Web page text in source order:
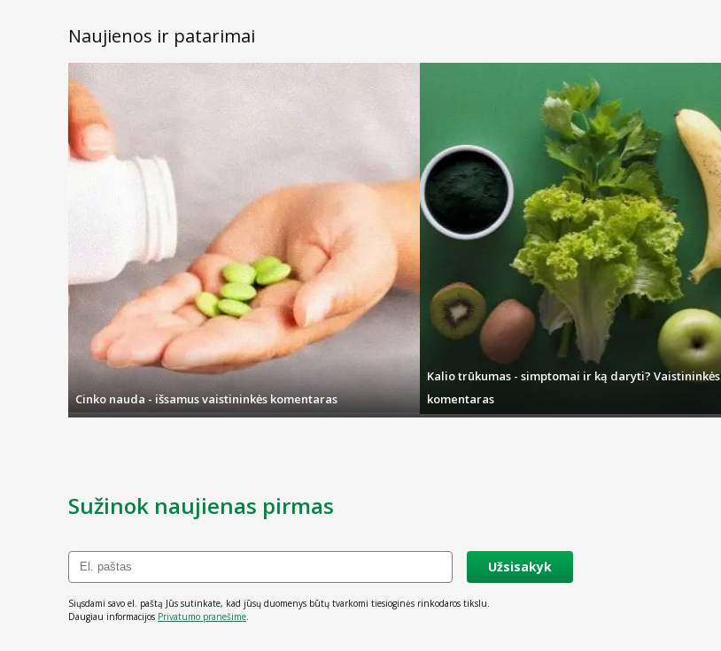
Naujienos ir patarimai
Cinko nauda - išsamus vaistininkės komentaras
Kalio trūkumas - simptomai ir ką daryti? Vaistininkės
komentaras
Sužinok naujienas pirmas
Užsisakyk
Siųsdami savo el. paštą Jūs sutinkate, kad jūsų duomenys būtų tvarkomi tiesioginės rinkodaros tikslu.
Daugiau informacijos Privatumo pranešime